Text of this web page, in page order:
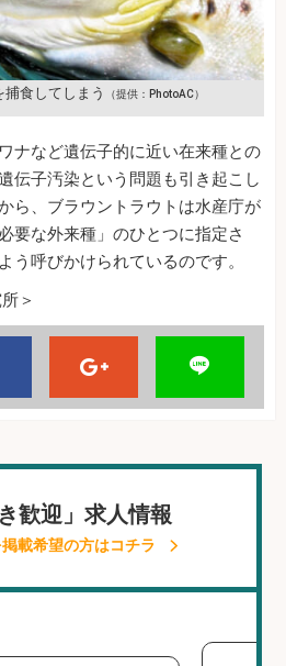
食してしまう （提供：PhotoAC）
ナなど遺伝子的に近い在来種との
伝子汚染という問題も引き起こし
ら、ブラウントラウトは水産庁が
要な外来種」のひとつに指定さ
う呼びかけられているのです。
所＞
歓迎」求人情報
載希望の方はコチラ